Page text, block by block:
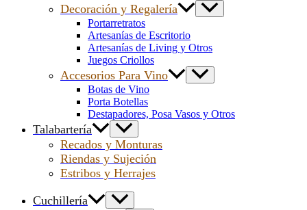
Decoración y Regalería
Portarretratos
Artesanías de Escritorio
Artesanías de Living y Otros
Juegos Criollos
Accesorios Para Vino
Botas de Vino
Porta Botellas
Destapadores, Posa Vasos y Otros
Talabartería
Recados y Monturas
Riendas y Sujeción
Estribos y Herrajes
Cuchillería